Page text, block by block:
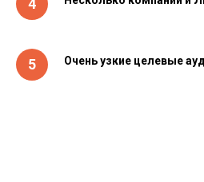
Очень узкие целевые